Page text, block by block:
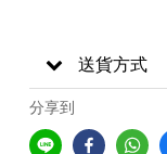
送貨方式
分享到